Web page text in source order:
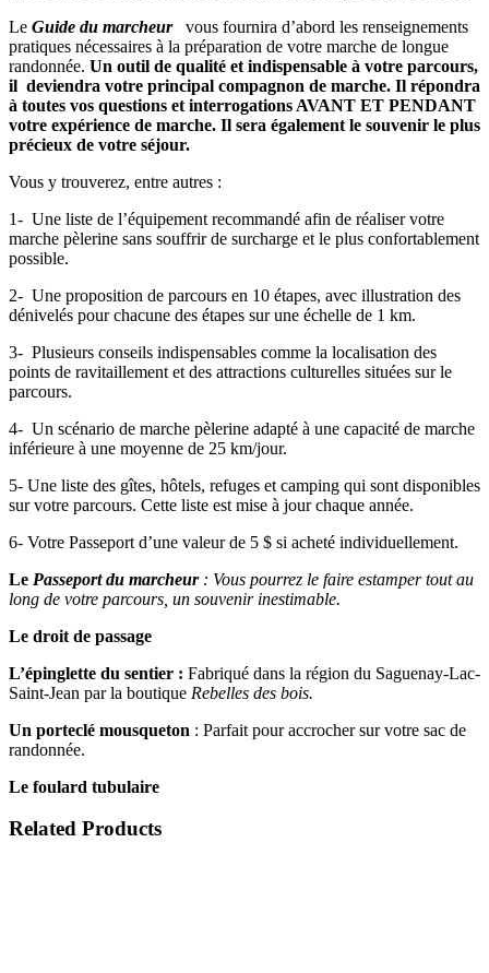
le
foulard
tubulaire.
Le Guide du marcheur vous fournira d’abord les renseignements
pratiques nécessaires à la préparation de votre marche de longue
randonnée. Un outil de qualité et indispensable à votre parcours,
il deviendra votre principal compagnon de marche. Il répondra
à toutes vos questions et interrogations AVANT ET PENDANT
votre expérience de marche. Il sera également le souvenir le plus
précieux de votre séjour.
Vous y trouverez, entre autres :
1- Une liste de l’équipement recommandé afin de réaliser votre
marche pèlerine sans souffrir de surcharge et le plus confortablement
possible.
2- Une proposition de parcours en 10 étapes, avec illustration des
dénivelés pour chacune des étapes sur une échelle de 1 km.
3- Plusieurs conseils indispensables comme la localisation des
points de ravitaillement et des attractions culturelles situées sur le
parcours.
4- Un scénario de marche pèlerine adapté à une capacité de marche
inférieure à une moyenne de 25 km/jour.
5- Une liste des gîtes, hôtels, refuges et camping qui sont disponibles
sur votre parcours. Cette liste est mise à jour chaque année.
6- Votre Passeport d’une valeur de 5 $ si acheté individuellement.
Le Passeport du marcheur: Vous pourrez le faire estamper tout au
long de votre parcours, un souvenir inestimable.
Le droit de passage
L’épinglette du sentier : Fabriqué dans la région du Saguenay-Lac-
Saint-Jean par la boutique Rebelles des bois.
Un porteclé mousqueton : Parfait pour accrocher sur votre sac de
randonnée.
Le foulard tubulaire
Related Products